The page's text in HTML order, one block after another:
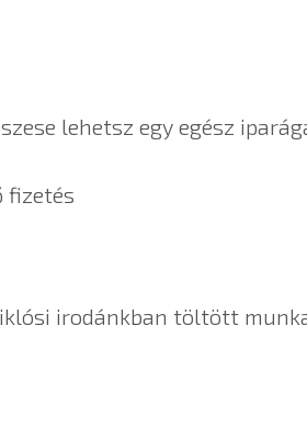
lehetsz egy egész
fizetés
irodánkban töltött